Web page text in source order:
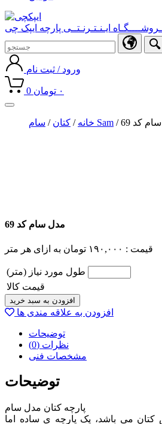
ایـنـتـرنـتــی پارچه ایپک چی
ورود / ثبت نام
0 ۰ تومان
Toggle
navigation
خانه / کتان / سام Sam کد 69
مدل سام کد 69
قیمت : ۱۹۰,۰۰۰ تومان به ازای هر متر
طول مورد نیاز (متر)
قیمت کالا
افزودن به سبد خرید
افزودن به علاقه مندی ها
توضیحات
نظرات (0)
مشخصات فنی
توضیحات
پارچه کتان مدل سام
می باشد، یک پارچه ی ساده اما